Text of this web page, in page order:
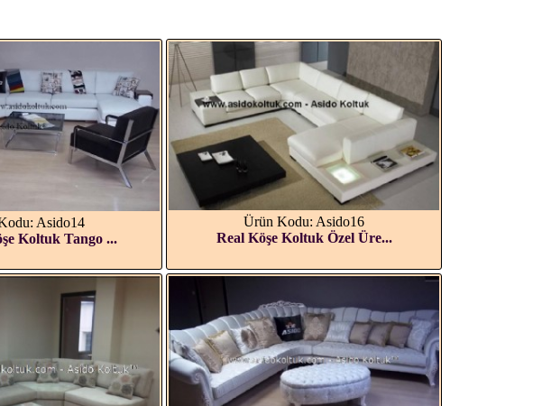
Asido14
Koltuk Tango ...
Ürün Kodu: Asido16
Real Köşe Koltuk Özel Üre...